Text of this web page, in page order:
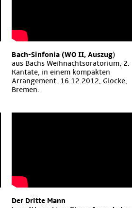
Bach-Sinfonia (WO II, Auszug)
aus Bachs Weihnachtsoratorium, 2.
Kantate, in einem kompakten
Arrangement. 16.12.2012, Glocke,
Bremen.
Der Dritte Mann